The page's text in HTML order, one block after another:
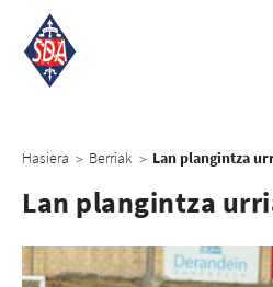
Hasiera > Berriak >
Lan plangintza